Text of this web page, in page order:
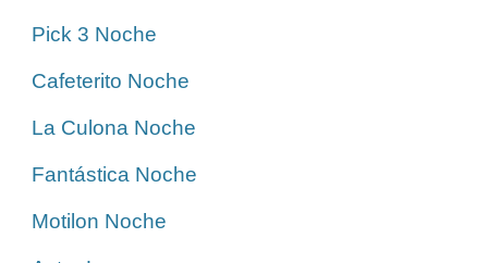
Pick 3 Noche
Cafeterito Noche
La Culona Noche
Fantástica Noche
Motilon Noche